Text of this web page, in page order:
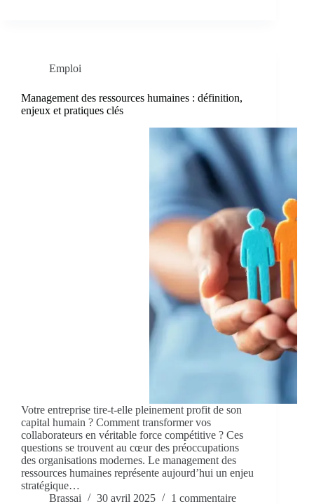
Emploi
Management des ressources humaines : définition,
enjeux et pratiques clés
Votre entreprise tire-t-elle pleinement profit de son
capital humain ? Comment transformer vos
collaborateurs en véritable force compétitive ? Ces
questions se trouvent au cœur des préoccupations
des organisations modernes. Le management des
ressources humaines représente aujourd’hui un enjeu
stratégique…
Brassai
30 avril 2025 1 commentaire